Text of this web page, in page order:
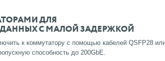
ДЛЯ
С МАЛОЙ ЗАДЕРЖКОЙ
к коммутатору с помощью кабелей QSFP28
способность до 200GbE.